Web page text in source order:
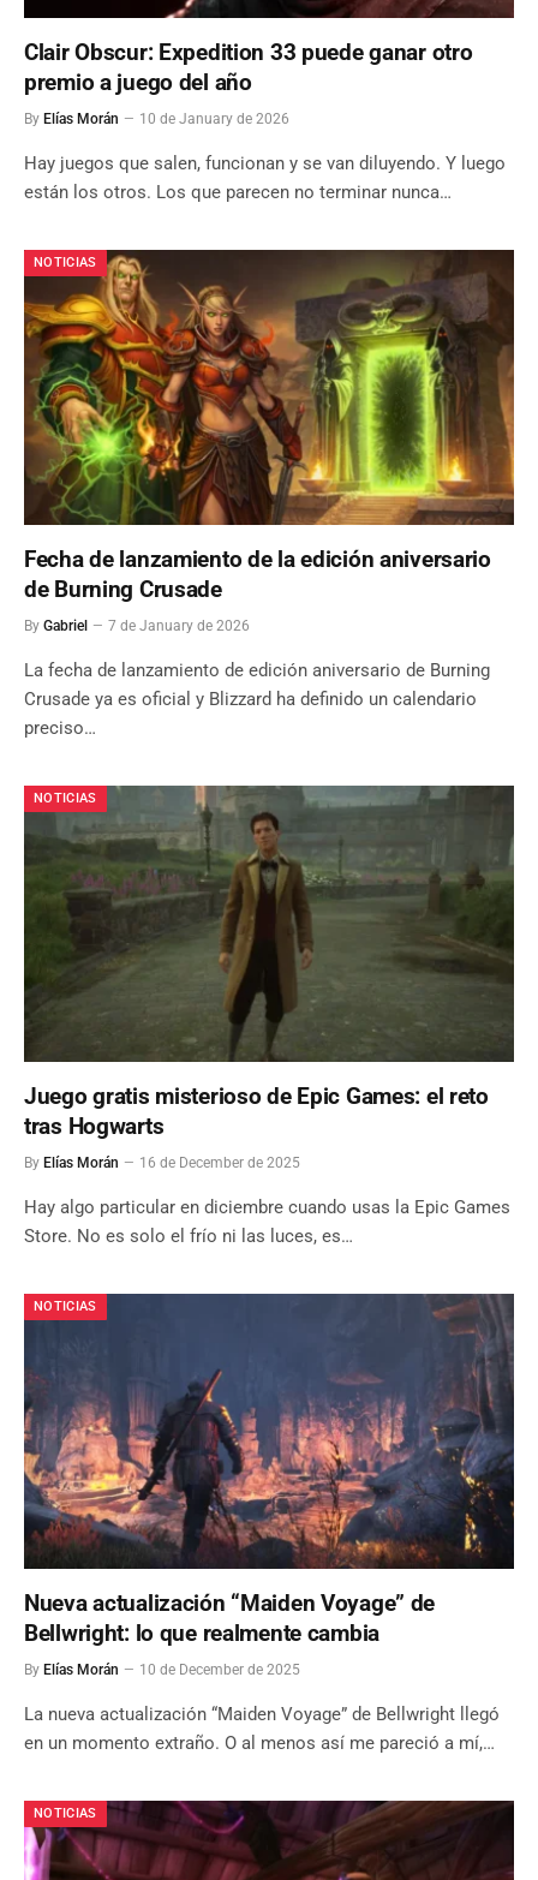
Clair Obscur: Expedition 33 puede ganar otro
premio a juego del año
By Elías Morán 10 de January de 2026
Hay juegos que salen, funcionan y se van diluyendo. Y luego
están los otros. Los que parecen no terminar nunca…
NOTICIAS
Fecha de lanzamiento de la edición aniversario
de Burning Crusade
By Gabriel 7 de January de 2026
La fecha de lanzamiento de edición aniversario de Burning
Crusade ya es oficial y Blizzard ha definido un calendario
preciso…
NOTICIAS
Juego gratis misterioso de Epic Games: el reto
tras Hogwarts
By Elías Morán 16 de December de 2025
Hay algo particular en diciembre cuando usas la Epic Games
Store. No es solo el frío ni las luces, es…
NOTICIAS
Nueva actualización “Maiden Voyage” de
Bellwright: lo que realmente cambia
By Elías Morán 10 de December de 2025
La nueva actualización “Maiden Voyage” de Bellwright llegó
en un momento extraño. O al menos así me pareció a mí,…
NOTICIAS